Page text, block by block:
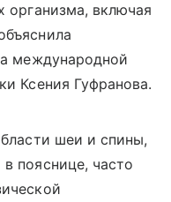
организма, включая
международной
Ксения Гуфранова.
шеи и спины,
пояснице, часто